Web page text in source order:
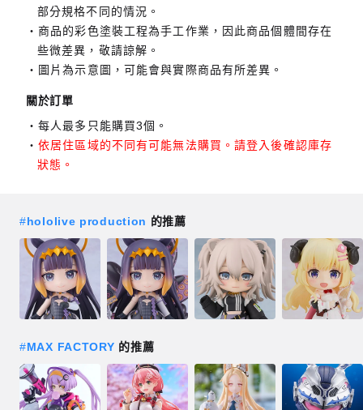
部分規格不同的情況。
商品的彩色塗裝工程為手工作業，因此商品個體間存在
些微差異，敬請諒解。
圖片為示意圖，可能會與實際商品有所差異。
關於訂單
每人最多只能購買3個。
依居住區域的不同有可能無法購買。請登入後確認庫存
狀態。
#hololive production 的推薦
#MAX FACTORY 的推薦